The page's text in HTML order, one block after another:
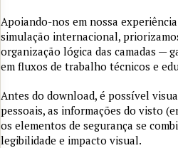
Apoiando-nos em nossa
simulação internacional,
organização lógica das camadas —
em fluxos de trabalho técnicos e
Antes do download, é possível
pessoais, as informações do visto
os elementos de segurança se
legibilidade e impacto visual.